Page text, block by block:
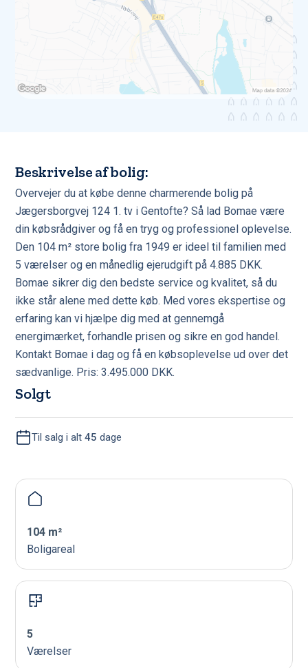
Beskrivelse af bolig:
Overvejer du at købe denne charmerende bolig på
Jægersborgvej 124 1. tv i Gentofte? Så lad Bomae være
din købsrådgiver og få en tryg og professionel oplevelse.
Den 104 m² store bolig fra 1949 er ideel til familien med
5 værelser og en månedlig ejerudgift på 4.885 DKK.
Bomae sikrer dig den bedste service og kvalitet, så du
ikke står alene med dette køb. Med vores ekspertise og
erfaring kan vi hjælpe dig med at gennemgå
energimærket, forhandle prisen og sikre en god handel.
Kontakt Bomae i dag og få en købsoplevelse ud over det
sædvanlige. Pris: 3.495.000 DKK.
Solgt
Til salg i alt45 dage
104 m²
Boligareal
5
Værelser